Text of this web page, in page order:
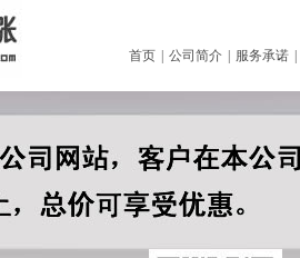
首页 公司简介 服务承诺